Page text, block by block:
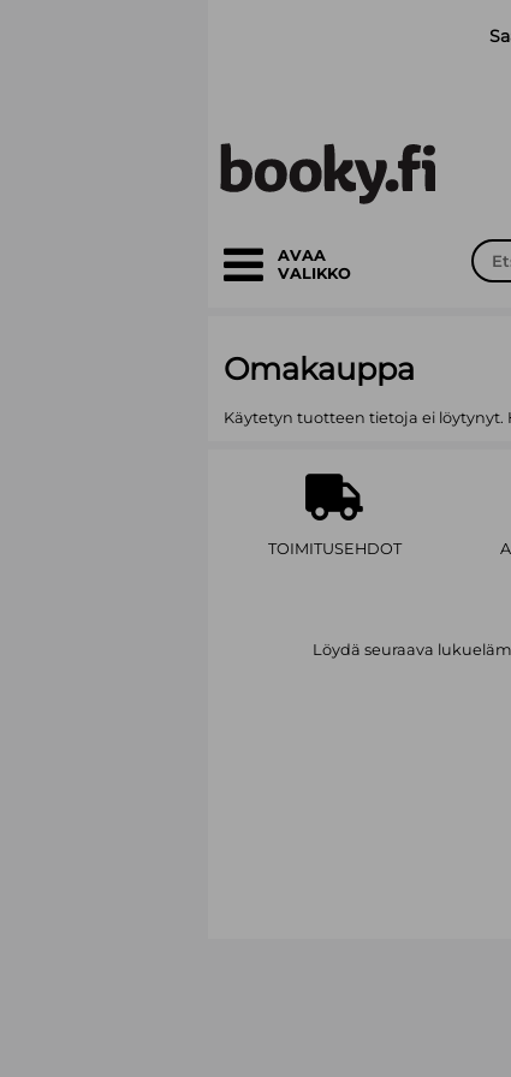
AVAA
VALIKKO
Omakauppa
Käytetyn tuotteen tietoja ei löytynyt.
TOIMITUSEHDOT
Löydä seuraava